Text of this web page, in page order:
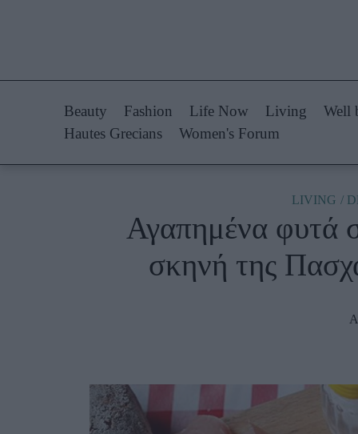
Styling Tips
Fashion News
Woman Power
Celebrities
Success
Beauty Fashion Life Now Living Well
Hautes Grecians
Women's Forum
LIVING
Αγαπημένα φυτά
σκηνή της